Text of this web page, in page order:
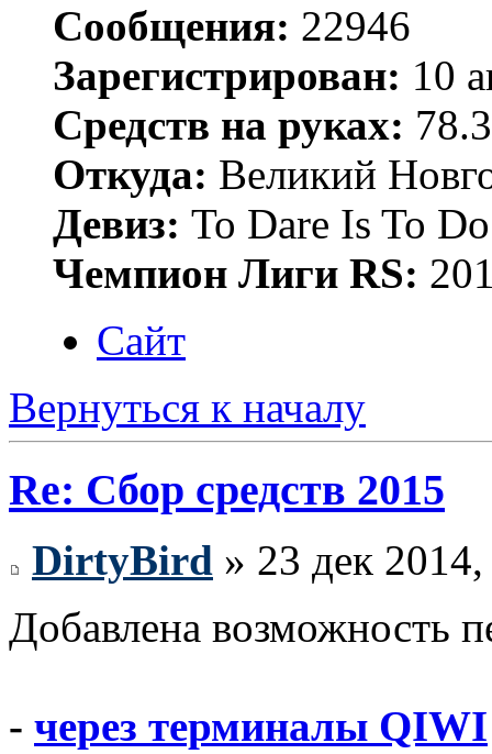
Сообщения: 22946
Зарегистрирован: 10
Средств на руках:
Откуда: Великий
Девиз: To Dare Is To Do
Чемпион Лиги RS:
Сайт
Вернуться к началу
Re: Сбор средств 2015
DirtyBird » 23 дек
Добавлена возможность
- через терминалы QIWI